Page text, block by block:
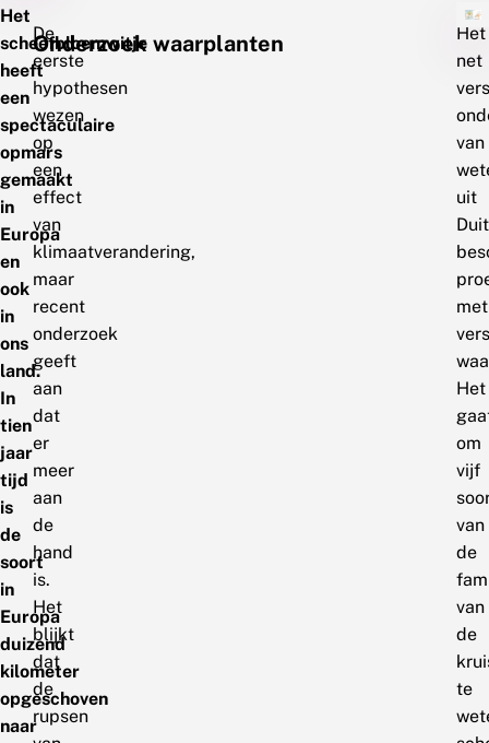
Het
scheefbloemwitje
heeft
een
spectaculaire
opmars
gemaakt
in
Europa
en
ook
in
ons
land.
In
tien
jaar
tijd
is
de
soort
in
Europa
duizend
kilometer
opgeschoven
naar
De
eerste
hypothesen
wezen
op
een
effect
van
klimaatverandering,
maar
recent
onderzoek
geeft
aan
dat
er
meer
aan
de
hand
is.
Het
blijkt
dat
de
rupsen
Onderzoek waarplanten
Het
net
van
uit
met
Het
om
vijf
van
de
van
de
te